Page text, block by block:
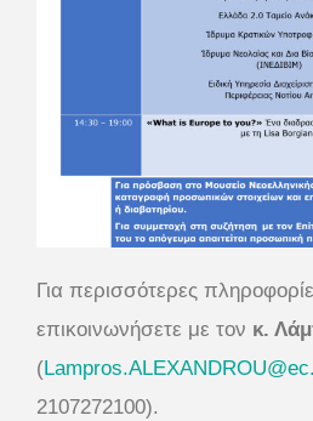
Για περισσότερες
επικοινωνήσετε με τον κ.
(
2107272100).